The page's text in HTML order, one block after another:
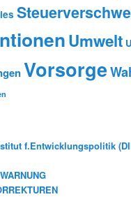
Umwelt
Vorsorge
f.Entwicklungspolitik